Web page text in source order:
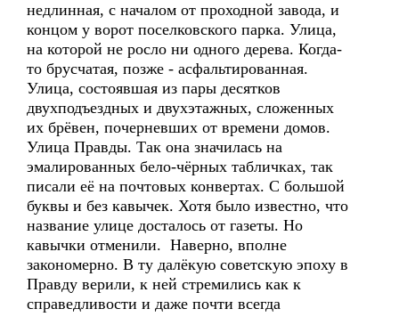
недлинная, с началом от проходной завода, и
концом у ворот поселковского парка. Улица,
на которой не росло ни одного дерева. Когда-
то брусчатая, позже - асфальтированная.
Улица, состоявшая из пары десятков
двухподъездных и двухэтажных, сложенных
их брёвен, почерневших от времени домов.
Улица Правды. Так она значилась на
эмалированных бело-чёрных табличках, так
писали её на почтовых конвертах. С большой
буквы и без кавычек. Хотя было известно, что
название улице досталось от газеты. Но
кавычки отменили. Наверно, вполне
закономерно. В ту далёкую советскую эпоху в
Правду верили, к ней стремились как к
справедливости и даже почти всегда